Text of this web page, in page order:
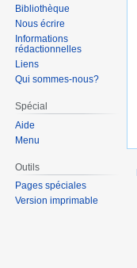
Bibliothèque
Nous écrire
Informations
rédactionnelles
Liens
Qui sommes-nous?
Spécial
Aide
Menu
Outils
Pages spéciales
Version imprimable